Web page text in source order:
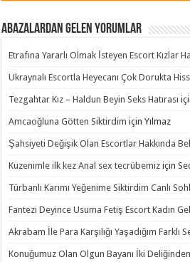
Abazalardan Gelen Yorumlar
Etrafına Yararlı Olmak İsteyen Escort Kızlar
Ukraynalı Escortla Heyecanı Çok Dorukta
Tezgahtar Kız – Haldun Beyin Seks Hatırası
Amcaoğluna Götten Siktirdim içinYılmaz
Şahsiyeti Değişik Olan Escortlar Hakkında
Kuzenimle ilk kez Anal sex tecrübemiz için
Türbanlı Karımı Yeğenime Siktirdim Canlı
Fantezi Deyince Usuma Fetiş Escort Kadın
Akrabam İle Para Karşılığı Yaşadığım Farklı
Konuğumuz Olan Olgun Bayanı İki